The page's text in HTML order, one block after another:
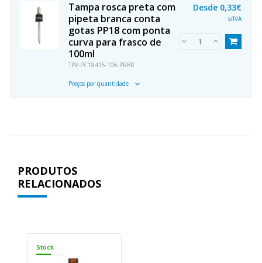
Tampa rosca preta com
pipeta branca conta
gotas PP18 com ponta
curva para frasco de
100ml
TPV-PC18415-106-PRBR
Preços por quantidade
Desde 0,33€
s/IVA
PRODUTOS
RELACIONADOS
Stock